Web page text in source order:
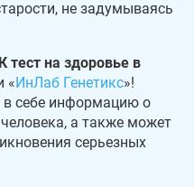
не задумываясь
тест на здоровье в
« ИнЛаб Генетикс»!
в себе информацию о
а также может
серьезных